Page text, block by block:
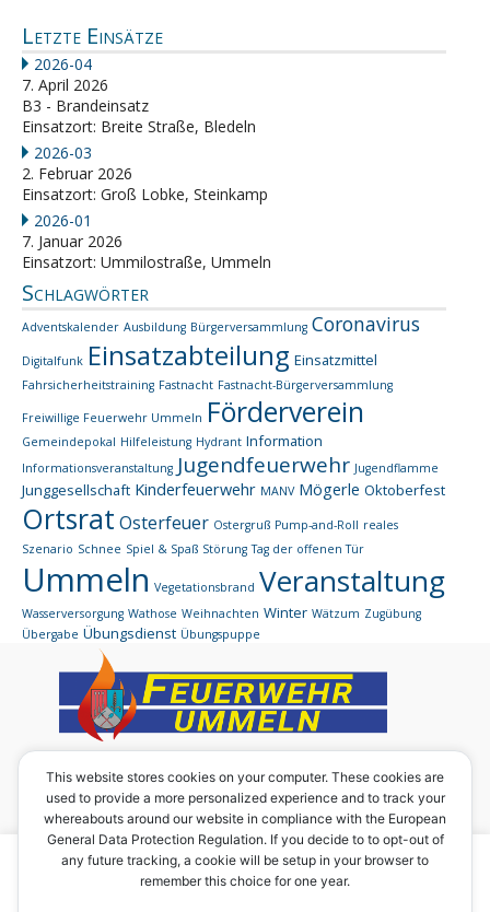
Letzte Einsätze
2026-04
7. April 2026
B3 - Brandeinsatz
Einsatzort: Breite Straße, Bledeln
2026-03
2. Februar 2026
Einsatzort: Groß Lobke, Steinkamp
2026-01
7. Januar 2026
Einsatzort: Ummilostraße, Ummeln
Schlagwörter
Adventskalender Ausbildung Bürgerversammlung Coronavirus
Digitalfunk Einsatzabteilung Einsatzmittel
Fahrsicherheitstraining Fastnacht Fastnacht-Bürgerversammlung
Freiwillige Feuerwehr Ummeln Förderverein
Gemeindepokal Hilfeleistung Hydrant Information
Informationsveranstaltung Jugendfeuerwehr Jugendflamme
Junggesellschaft Kinderfeuerwehr MANV Mögerle Oktoberfest
Ortsrat Osterfeuer Ostergruß Pump-and-Roll reales
Szenario Schnee Spiel & Spaß Störung Tag der offenen Tür
Ummeln Vegetationsbrand Veranstaltung
Wasserversorgung Wathose Weihnachten Winter Wätzum Zugübung
Übergabe Übungsdienst Übungspuppe
Eine Homepage des:
Förderverein der Ortsfeuerwehr Ummeln e. V.
Vorsitzender: Werner Rabbe junior
Ummilostr. 29
31191 Algermissen
This website stores cookies on your computer. These cookies are
used to provide a more personalized experience and to track your
whereabouts around our website in compliance with the European
General Data Protection Regulation. If you decide to to opt-out of
any future tracking, a cookie will be setup in your browser to
remember this choice for one year.
Um diese Seite in vollem Umfang nutzen zu können, sind
zwingend Cookies notwendig. Wir verwenden aktuell